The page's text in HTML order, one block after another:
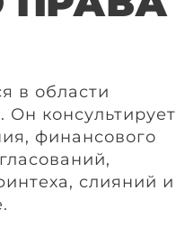
в области
Он консультирует
финансового
слияний и